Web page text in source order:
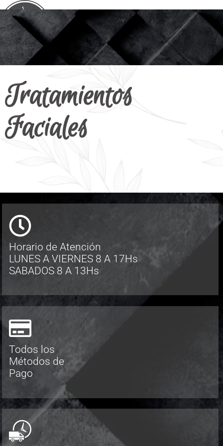
Tratamientos
Faciales
Horario de Atención
LUNES A VIERNES 8 A 17Hs
SABADOS 8 A 13Hs
Todos los
Métodos de
Pago